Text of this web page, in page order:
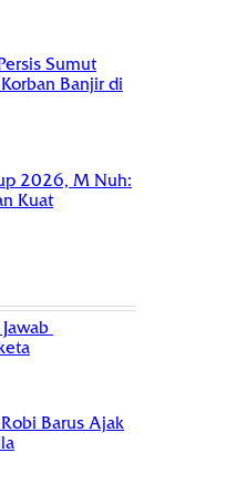
Sumut
Banjir di
2026, M Nuh:
Kuat
Barus Ajak